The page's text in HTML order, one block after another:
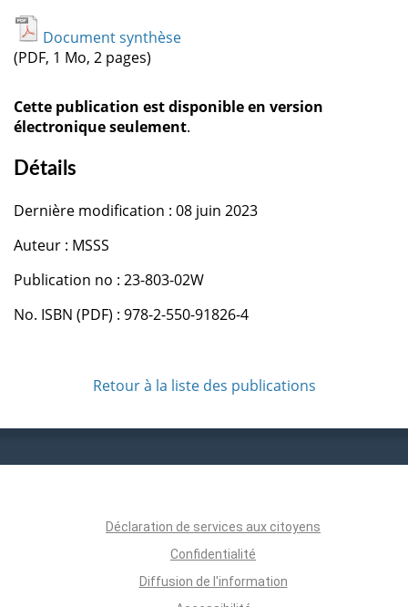
Document synthèse
(PDF, 1 Mo, 2 pages)
Cette publication est disponible en version
électronique seulement.
Détails
Dernière modification : 08 juin 2023
Auteur : MSSS
Publication no : 23-803-02W
No. ISBN (PDF) : 978-2-550-91826-4
Retour à la liste des publications
Déclaration de services aux citoyens
Confidentialité
Diffusion de l'information